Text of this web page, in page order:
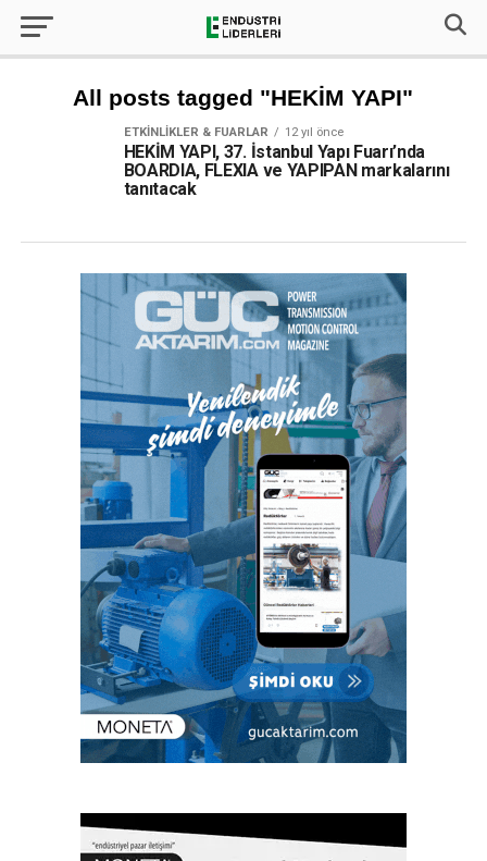
All posts tagged "HEKİM YAPI"
ETKINLIKLER & FUARLAR 12 yıl önce
HEKİM YAPI, 37. İstanbul Yapı Fuarı’nda
BOARDIA, FLEXIA ve YAPIPAN markalarını
tanıtacak